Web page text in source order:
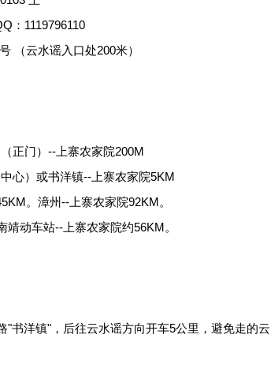
：1119796110
云水谣入口处200米）
门）--上寨农家院200M
）或书洋镇--上寨农家院5KM
。漳州--上寨农家院92KM。
动车站--上寨农家院约56KM。
洋镇"，后往云水谣方向开车5公里，避免走的云